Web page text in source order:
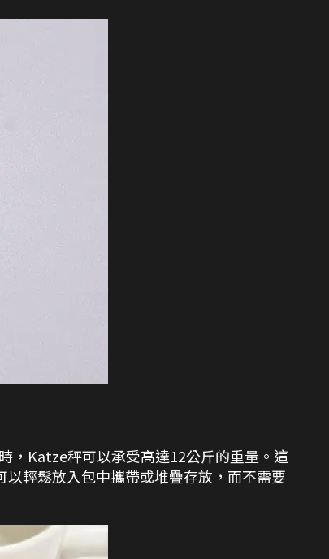
，Katze秤可以承受高達12公斤的重量。這
輕鬆放入包中攜帶或堆疊存放，而不需要